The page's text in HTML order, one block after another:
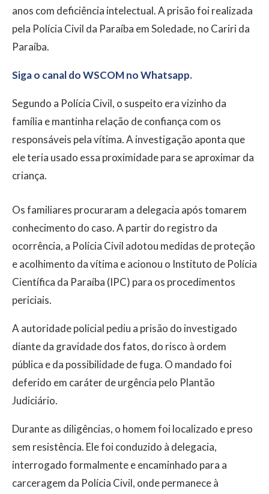
anos com deficiência intelectual. A prisão foi realizada
pela Polícia Civil da Paraíba em Soledade, no Cariri da
Paraíba.
Siga o canal do WSCOM no Whatsapp.
Segundo a Polícia Civil, o suspeito era vizinho da
família e mantinha relação de confiança com os
responsáveis pela vítima. A investigação aponta que
ele teria usado essa proximidade para se aproximar da
criança.
Os familiares procuraram a delegacia após tomarem
conhecimento do caso. A partir do registro da
ocorrência, a Polícia Civil adotou medidas de proteção
e acolhimento da vítima e acionou o Instituto de Polícia
Científica da Paraíba (IPC) para os procedimentos
periciais.
A autoridade policial pediu a prisão do investigado
diante da gravidade dos fatos, do risco à ordem
pública e da possibilidade de fuga. O mandado foi
deferido em caráter de urgência pelo Plantão
Judiciário.
Durante as diligências, o homem foi localizado e preso
sem resistência. Ele foi conduzido à delegacia,
interrogado formalmente e encaminhado para a
carceragem da Polícia Civil, onde permanece à